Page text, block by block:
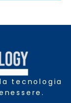
tecnologia